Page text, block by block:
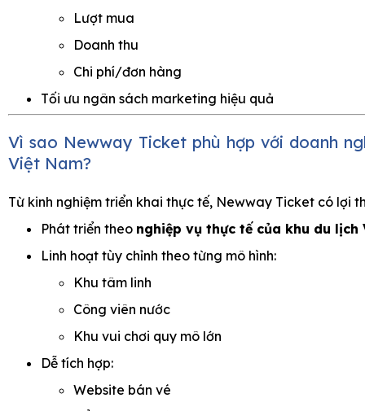
Lượt mua
Doanh thu
Chi phí/đơn hàng
Tối ưu ngân sách marketing hiệu quả
Vì sao Newway Ticket phù hợp với doanh
Việt Nam?
Từ kinh nghiệm triển khai thực tế, Newway Ticket có lợi
Phát triển theo nghiệp vụ thực tế của khu du lịch
Linh hoạt tùy chỉnh theo từng mô hình:
Khu tâm linh
Công viên nước
Khu vui chơi quy mô lớn
Dễ tích hợp:
Website bán vé